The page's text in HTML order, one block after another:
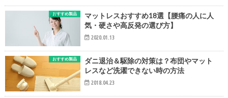
おすすめ製品
マットレスおすすめ18選【腰痛の人に人
気・硬さや高反発の選び方】
2020.01.13
おすすめ製品
ダニ退治＆駆除の対策は？布団やマット
レスなど洗濯できない時の方法
2018.04.23